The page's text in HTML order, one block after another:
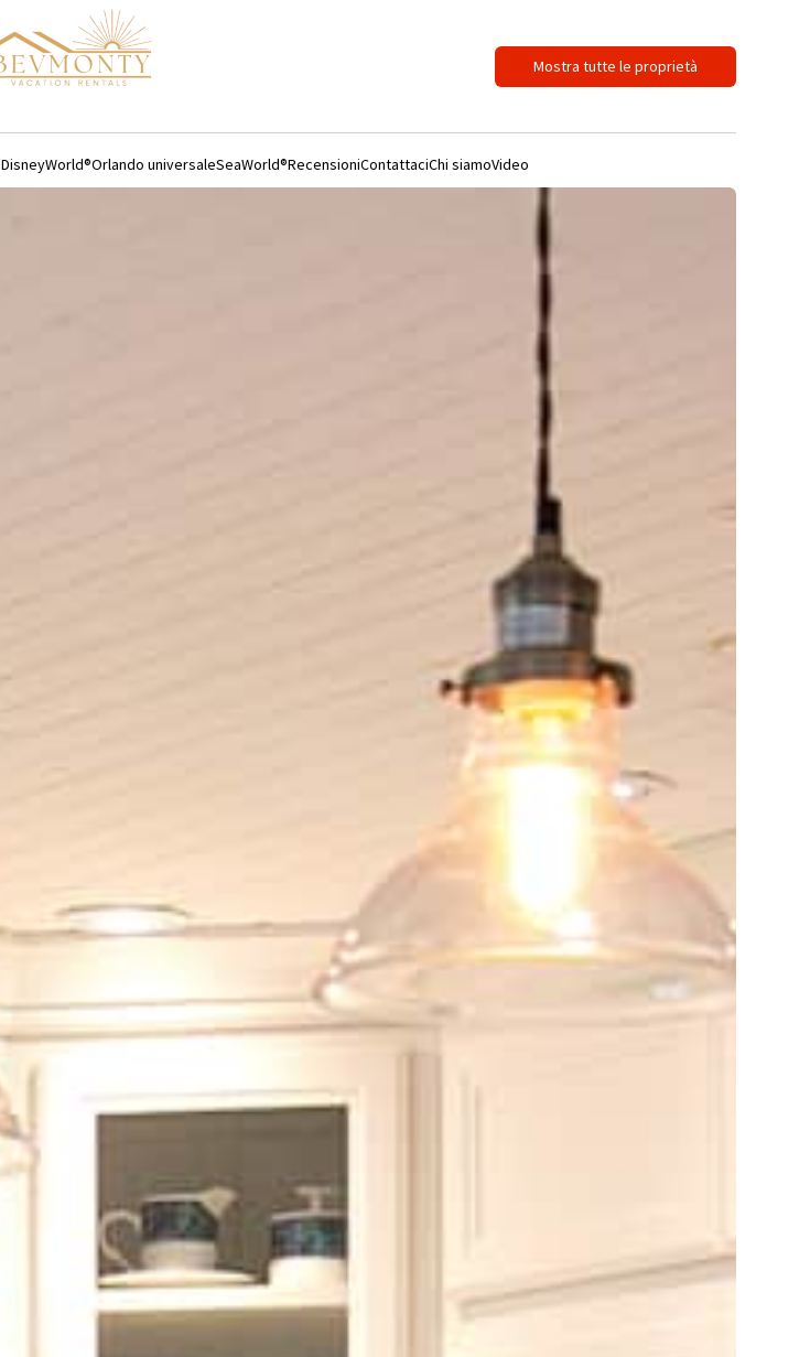
Mostra tutte le proprietà
DisneyWorld®Orlando universaleSeaWorld®RecensioniContattaciChi siamoVideo